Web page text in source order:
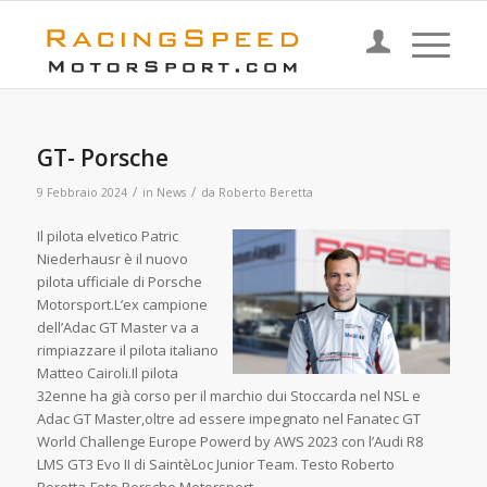
GT- Porsche
9 Febbraio 2024 / in News / da Roberto Beretta
Il pilota elvetico Patric
Niederhausr è il nuovo
pilota ufficiale di Porsche
Motorsport.L’ex campione
dell’Adac GT Master va a
rimpiazzare il pilota italiano
Matteo Cairoli.Il pilota
32enne ha già corso per il marchio dui Stoccarda nel NSL e
Adac GT Master,oltre ad essere impegnato nel Fanatec GT
World Challenge Europe Powerd by AWS 2023 con l’Audi R8
LMS GT3 Evo II di SaintèLoc Junior Team. Testo Roberto